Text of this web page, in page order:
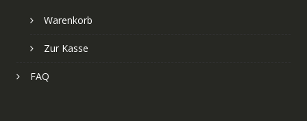
Warenkorb
Zur Kasse
FAQ